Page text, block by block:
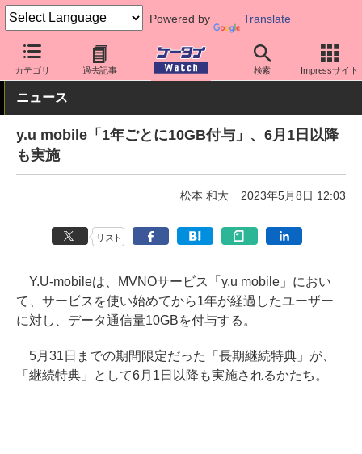
Powered by Translate
カテゴリ 過去記事 検索 Impressサイト
ケータイ Watch 格安スマホ/格安SIM 格安SIM/MVNO 料金プ
ニュース
y.u mobile「1年ごとに10GB付与」、6月1日以降
も実施
松本 和大 2023年5月8日 12:03
リスト
Y.U-mobileは、MVNOサービス「y.u mobile」におい
て、サービスを使い始めてから1年が経過したユーザー
に対し、データ通信量10GBを付与する。
5月31日までの期間限定だった「長期継続特典」が、
「継続特典」として6月1日以降も実施されるかたち。